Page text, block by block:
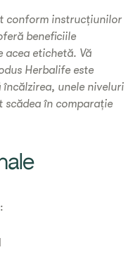
conform instrucțiunilor
beneficiile
acea etichetă. Vă
Herbalife este
unele niveluri
scădea în comparație